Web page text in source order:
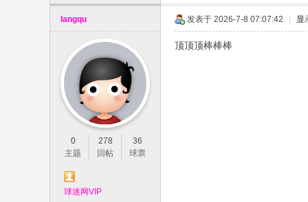
langqu
0
主题
278
回帖
36
球票
球迷网VIP
发表于 2026-7-8 07:07:42 显
顶顶顶棒棒棒